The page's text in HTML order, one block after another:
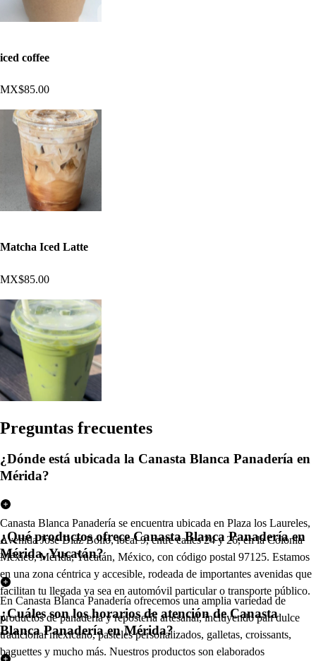
iced coffee
MX$85.00
Matcha Iced Latte
MX$85.00
Preguntas frecuentes
¿Dónde está ubicada la Canasta Blanca Panadería en
Mérida?
Canasta Blanca Panadería se encuentra ubicada en Plaza los Laureles,
Avenida José Díaz Bolio, local 9, entre calles 24 y 26, en la Colonia
México, Mérida, Yucatán, México, con código postal 97125. Estamos
en una zona céntrica y accesible, rodeada de importantes avenidas que
facilitan tu llegada ya sea en automóvil particular o transporte público.
¿Qué productos ofrece Canasta Blanca Panadería en
Mérida, Yucatán?
En Canasta Blanca Panadería ofrecemos una amplia variedad de
productos de panadería y repostería artesanal, incluyendo pan dulce
tradicional mexicano, pasteles personalizados, galletas, croissants,
baguettes y mucho más. Nuestros productos son elaborados
¿Cuáles son los horarios de atención de Canasta
Blanca Panadería en Mérida?